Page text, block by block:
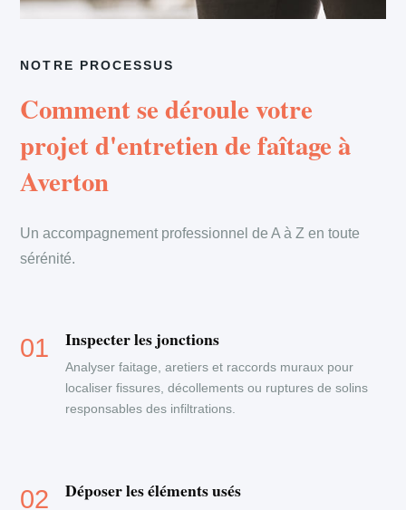
NOTRE PROCESSUS
Comment se déroule votre
projet d'entretien de faîtage à
Averton
Un accompagnement professionnel de A à Z en toute
sérénité.
Inspecter les jonctions
Analyser faitage, aretiers et raccords muraux pour
localiser fissures, décollements ou ruptures de solins
responsables des infiltrations.
Déposer les éléments usés